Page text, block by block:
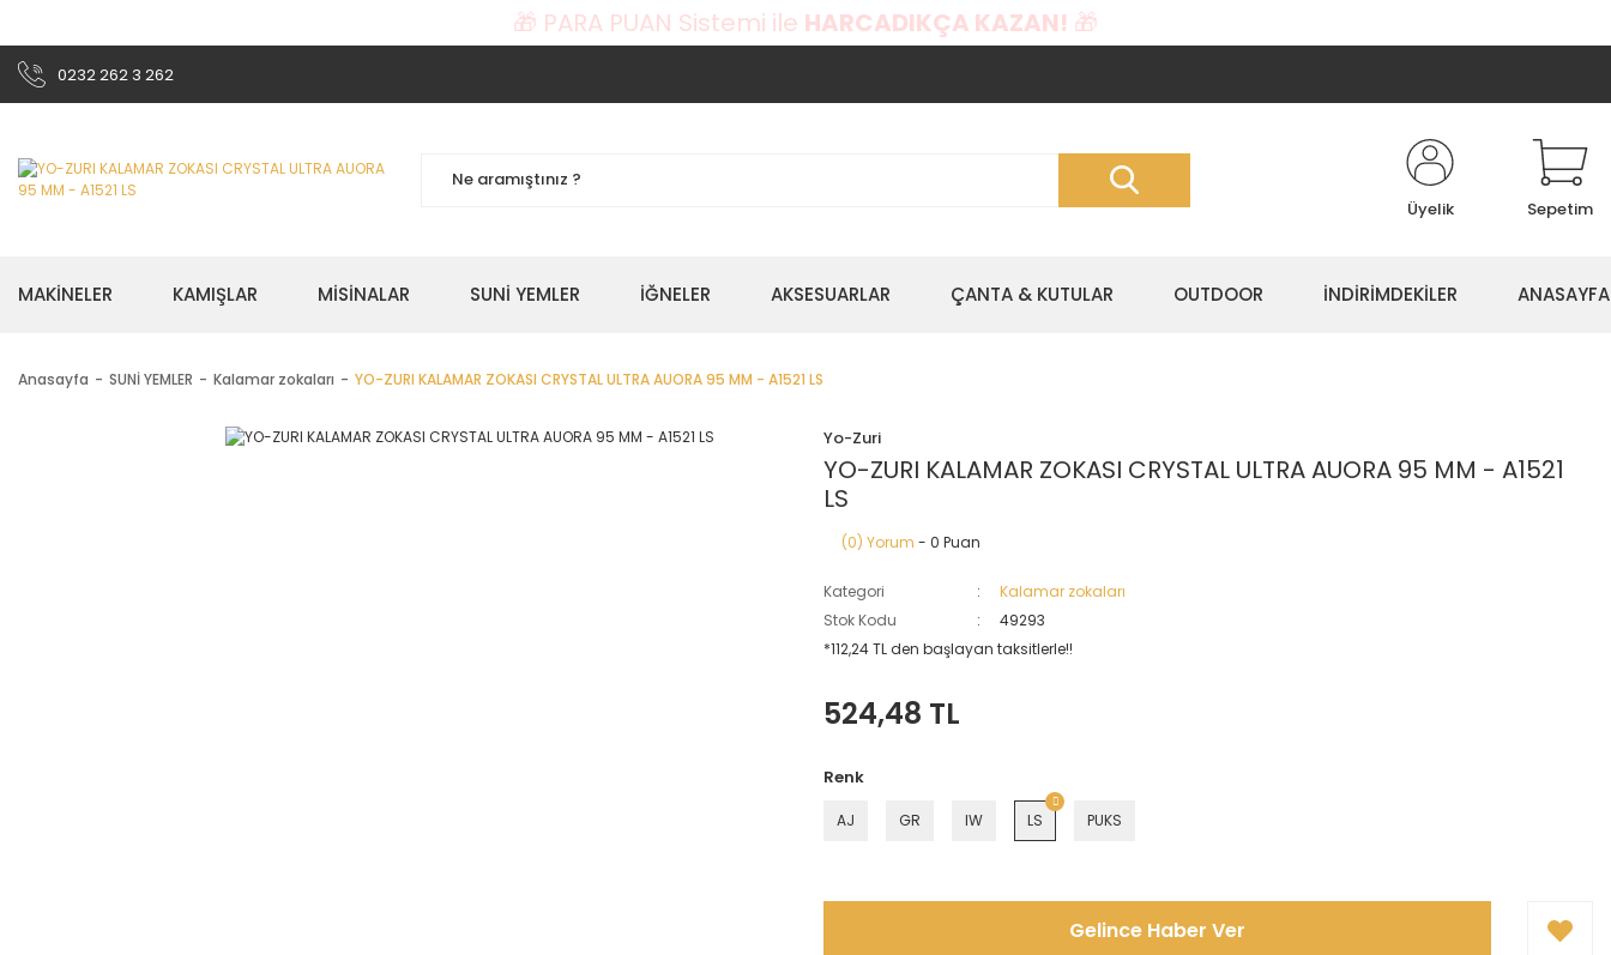
🎁 PARA PUAN Sistemi ile HARCADIKÇA KAZAN! 🎁
0232 262 3 262
Üyelik Sepetim
MAKİNELER KAMIŞLAR MİSİNALAR SUNİ YEMLER İĞNELER AKSESUARLAR ÇANTA & KUTULAR OUTDOOR İNDİRİMDEKİLER ANASAYFA
Anasayfa SUNİ YEMLER Kalamar zokaları YO-ZURI KALAMAR ZOKASI CRYSTAL ULTRA AUORA 95 MM - A1521 LS
Yo-Zuri
YO-ZURI KALAMAR ZOKASI CRYSTAL ULTRA AUORA 95 MM - A1521
LS
(0) Yorum - 0 Puan
Kategori
Kalamar zokaları
Stok Kodu
49293
*112,24 TL den başlayan taksitlerle!!
524,48 TL
Renk
AJ GR IW LS PUKS
Gelince Haber Ver